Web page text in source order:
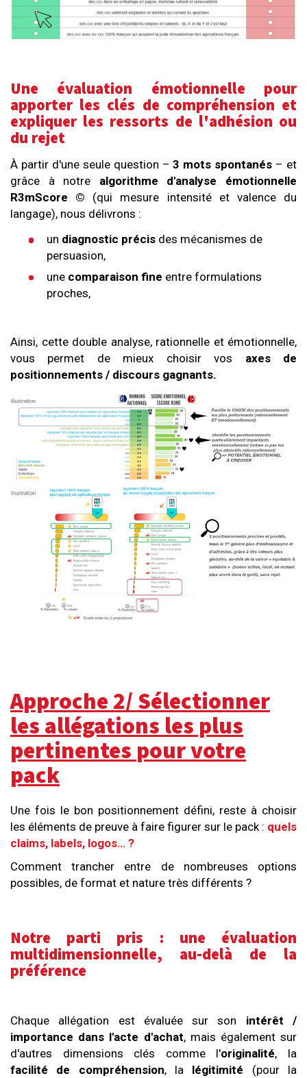
Une évaluation émotionnelle pour
apporter les clés de compréhension et
expliquer les ressorts de l'adhésion ou
du rejet
À partir d'une seule question –3 mots spontanés – et
grâce à notre algorithme d'analyse émotionnelle
R3mScore © (qui mesure intensité et valence du
langage), nous délivrons :
un diagnostic précis des mécanismes de
persuasion,
une comparaison fine entre formulations
proches,
Ainsi, cette double analyse, rationnelle et émotionnelle,
vous permet de mieux choisir vos axes de
positionnements / discours gagnants.
Approche 2/ Sélectionner
les allégations les plus
pertinentes pour votre
pack
Une fois le bon positionnement défini, reste à choisir
les éléments de preuve à faire figurer sur le pack : quels
claims, labels, logos… ?
Comment trancher entre de nombreuses options
possibles, de format et nature très différents ?
Notre parti pris : une évaluation
multidimensionnelle, au-delà de la
préférence
Chaque allégation est évaluée sur son intérêt /
importance dans l'acte d'achat, mais également sur
d'autres dimensions clés comme l'originalité, la
facilité de compréhension, la légitimité (pour la